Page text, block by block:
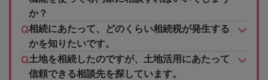
か？
相続にあたって、どのくらい相続税が発生する
かを知りたいです。
土地を相続したのですが、土地活用にあたって
信頼できる相談先を探しています。